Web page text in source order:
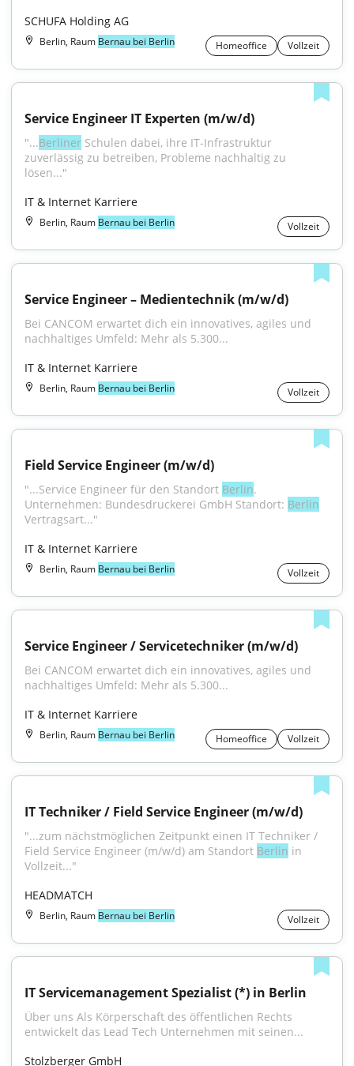
SCHUFA Holding AG
Berlin, Raum Bernau bei Berlin Homeoffice Vollzeit
Service Engineer IT Experten (m/w/d)
"...Berliner Schulen dabei, ihre IT-Infrastruktur
zuverlässig zu betreiben, Probleme nachhaltig zu
lösen..."
IT & Internet Karriere
Berlin, Raum Bernau bei Berlin Vollzeit
Service Engineer – Medientechnik (m/w/d)
Bei CANCOM erwartet dich ein innovatives, agiles und
nachhaltiges Umfeld: Mehr als 5.300...
IT & Internet Karriere
Berlin, Raum Bernau bei Berlin Vollzeit
Field Service Engineer (m/w/d)
"...Service Engineer für den Standort Berlin.
Unternehmen: Bundesdruckerei GmbH Standort: Berlin
Vertragsart..."
IT & Internet Karriere
Berlin, Raum Bernau bei Berlin Vollzeit
Service Engineer / Servicetechniker (m/w/d)
Bei CANCOM erwartet dich ein innovatives, agiles und
nachhaltiges Umfeld: Mehr als 5.300...
IT & Internet Karriere
Berlin, Raum Bernau bei Berlin Homeoffice Vollzeit
IT Techniker / Field Service Engineer (m/w/d)
"...zum nächstmöglichen Zeitpunkt einen IT Techniker /
Field Service Engineer (m/w/d) am Standort Berlin in
Vollzeit..."
HEADMATCH
Berlin, Raum Bernau bei Berlin Vollzeit
IT Servicemanagement Spezialist (*) in Berlin
Über uns Als Körperschaft des öffentlichen Rechts
entwickelt das Lead Tech Unternehmen mit seinen...
Stolzberger GmbH